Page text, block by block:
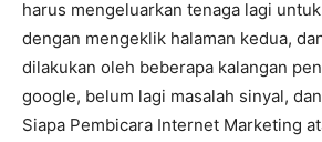
harus mengeluarkan tenaga lagi
dengan mengeklik halaman kedua,
dilakukan oleh beberapa kalangan
google, belum lagi masalah sinyal,
Siapa Pembicara Internet Marketing